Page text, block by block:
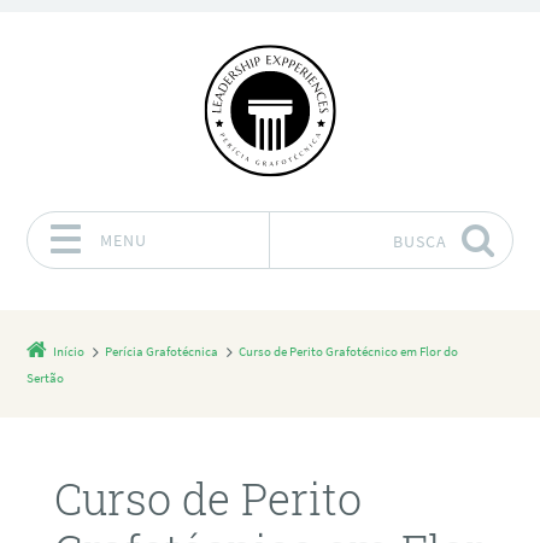
MENU BUSCA
Início Perícia Grafotécnica
Curso de Perito Grafotécnico em Flor do
Sertão
Curso de Perito